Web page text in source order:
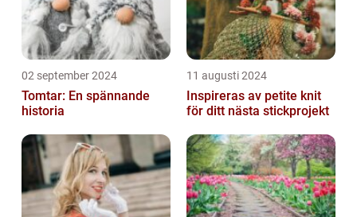
02 september 2024
Tomtar: En spännande
historia
11 augusti 2024
Inspireras av petite knit
för ditt nästa stickprojekt